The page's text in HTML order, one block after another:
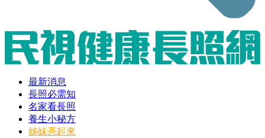
最新消息
長照必需知
名家看長照
養生小秘方
姊妹亮起來